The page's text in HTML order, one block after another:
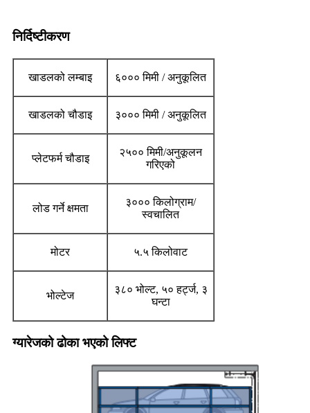
निर्दिष्टीकरण
खाडलको लम्बाइ ६००० मिमी / अनुकूलित
खाडलको चौडाइ ३००० मिमी / अनुकूलित
प्लेटफर्म चौडाइ
२५०० मिमी/अनुकूलन
गरिएको
लोड गर्ने क्षमता
३००० किलोग्राम/
स्वचालित
मोटर ५.५ किलोवाट
भोल्टेज
३८० भोल्ट, ५० हर्ट्ज, ३
घन्टा
ग्यारेजको ढोका भएको लिफ्ट